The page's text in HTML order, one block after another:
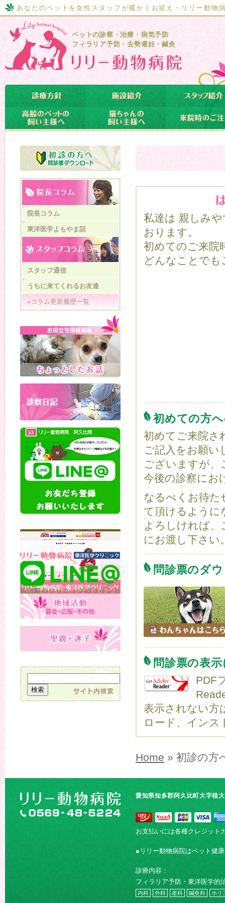
あなたのペットを女性スタッフが暖かくお迎え・リリー動物
ペットの診察・治療・病気予防
フィラリア予防・去勢避妊・鍼灸
私達は 親しみ
おります。
初めてのご来院
どんなことでも
初めての方
初めてご来院さ
ご記入をお願い
ございますが、
今後の診察にお
なるべくお待た
て頂けるように
よろしければ、
にお渡し下さい
問診票のダ
問診票の表
PDF
表示されない方
ロード、インス
Home » 初診の方
院長コラム
東洋医学よもやま話
スタッフ通信
うちに来てくれるお友達
»コラム更新履歴一覧
愛知県知多郡阿久比町大字植
お支払いには各種クレジット
●リリー動物病院はペット健
診療内容：
フィラリア予防・東洋医学的
内科 外科 産科 鍼灸科 ホリ